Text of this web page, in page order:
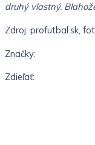
druhý vlastný.
Zdroj: profutbal.sk,
Značky:
Zdieľať: